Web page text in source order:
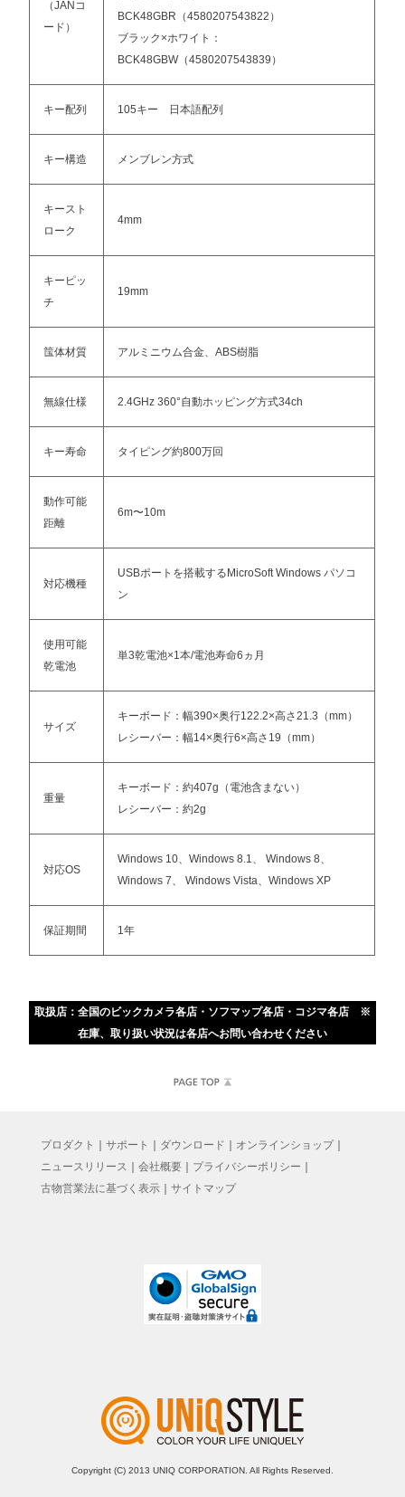
（JANコ
ード）
BCK48GBR（4580207543822）
ブラック×ホワイト：
BCK48GBW（4580207543839）
キー配列 105キー 日本語配列
キー構造 メンブレン方式
キースト
ローク
4mm
キーピッ
チ
19mm
筺体材質 アルミニウム合金、ABS樹脂
無線仕様 2.4GHz 360°自動ホッピング方式34ch
キー寿命 タイピング約800万回
動作可能
距離
6m〜10m
対応機種
USBポートを搭載するMicroSoft Windows パソコ
ン
使用可能
乾電池
単3乾電池×1本/電池寿命6ヵ月
サイズ
キーボード：幅390×奥行122.2×高さ21.3（mm）
レシーバー：幅14×奥行6×高さ19（mm）
重量
キーボード：約407g（電池含まない）
レシーバー：約2g
対応OS
Windows 10、Windows 8.1、 Windows 8、
Windows 7、 Windows Vista、Windows XP
保証期間 1年
取扱店：全国のビックカメラ各店・ソフマップ各店・コジマ各店 ※
在庫、取り扱い状況は各店へお問い合わせください
プロダクト ｜ サポート ｜ ダウンロード ｜ オンラインショップ｜
ニュースリリース ｜ 会社概要｜ プライバシーポリシー ｜
古物営業法に基づく表示｜ サイトマップ
Copyright (C) 2013 UNIQ CORPORATION. All Rights Reserved.